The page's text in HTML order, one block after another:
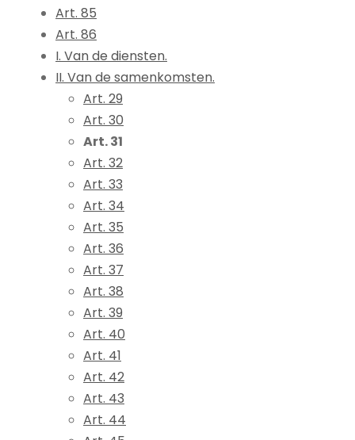
Art. 85
Art. 86
I. Van de diensten.
II. Van de samenkomsten.
Art. 29
Art. 30
Art. 31
Art. 32
Art. 33
Art. 34
Art. 35
Art. 36
Art. 37
Art. 38
Art. 39
Art. 40
Art. 41
Art. 42
Art. 43
Art. 44